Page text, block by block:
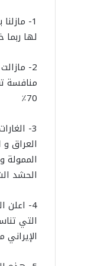
1-
لها
2-
منافسة
70٪؜
العراق
الحشد
4- اعلن
التي